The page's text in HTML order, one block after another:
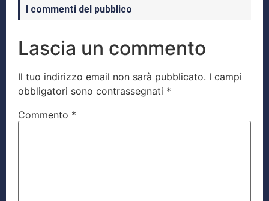
I commenti del pubblico
Lascia un commento
Il tuo indirizzo email non sarà pubblicato. I campi
obbligatori sono contrassegnati *
Commento *